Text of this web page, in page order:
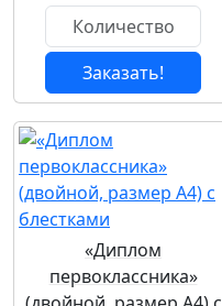
Заказать!
«Диплом
первоклассника»